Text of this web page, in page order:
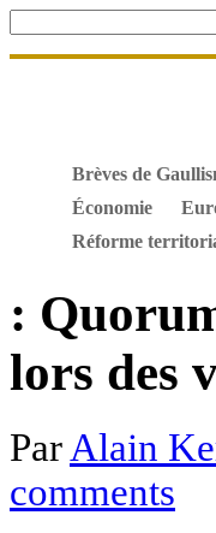
Brèves de
Économie
Réforme
:
lors des
Par Alain
comments